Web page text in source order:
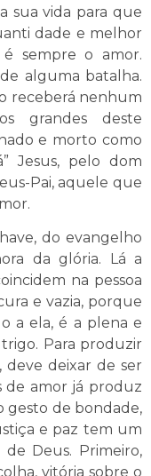
sua vida para que
dade e melhor
sempre o amor.
alguma batalha.
receberá nenhum
grandes deste
e morto como
Jesus, pelo dom
Pai, aquele que
do evangelho
da glória. Lá a
na pessoa
e vazia, porque
a ela, é a plena e
Para produzir
deve deixar de ser
de amor já produz
gesto de bondade,
e paz tem um
Deus. Primeiro,
vitória sobre o